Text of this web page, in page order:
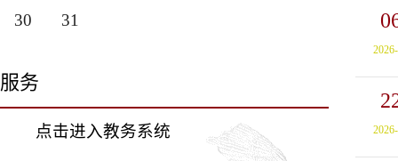
30
31
服务
点击进入教务系统